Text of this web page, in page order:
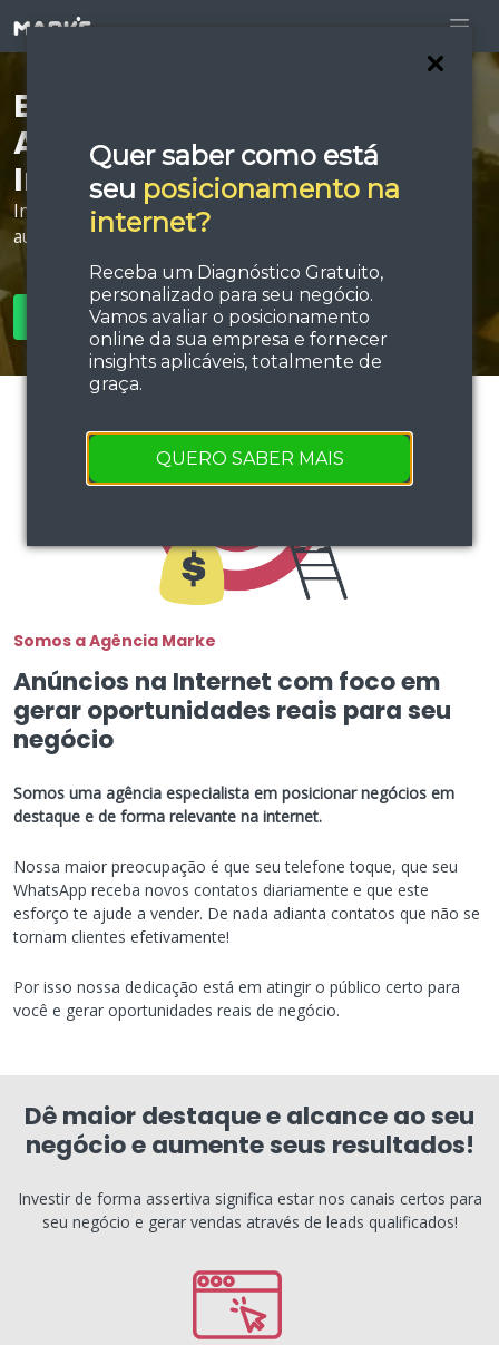
Quer saber como está
seu posicionamento na
internet?
Receba um Diagnóstico Gratuito,
personalizado para seu negócio.
Vamos avaliar o posicionamento
online da sua empresa e fornecer
insights aplicáveis, totalmente de
graça.
QUERO SABER MAIS
Está procurando por
Agência de Anúncios na
Internet em Porto Velho?
Invista em estratégias de tráfego e performance e
aumente sua força de vendas!
SOLICITAR ORÇAMENTO
Somos a Agência Marke
Anúncios na Internet com foco em
gerar oportunidades reais para seu
negócio
Somos uma agência especialista em posicionar negócios em
destaque e de forma relevante na internet.
Nossa maior preocupação é que seu telefone toque, que seu
WhatsApp receba novos contatos diariamente e que este
esforço te ajude a vender. De nada adianta contatos que não se
tornam clientes efetivamente!
Por isso nossa dedicação está em atingir o público certo para
você e gerar oportunidades reais de negócio.
Dê maior destaque e alcance ao seu
negócio e aumente seus resultados!
Investir de forma assertiva significa estar nos canais certos para
seu negócio e gerar vendas através de leads qualificados!